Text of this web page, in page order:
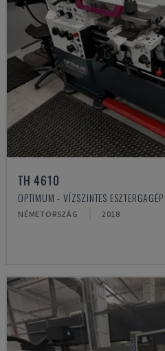
TH 4610
OPTIMUM - VÍZSZINTES ESZTERGAGÉP
NÉMETORSZÁG 2018